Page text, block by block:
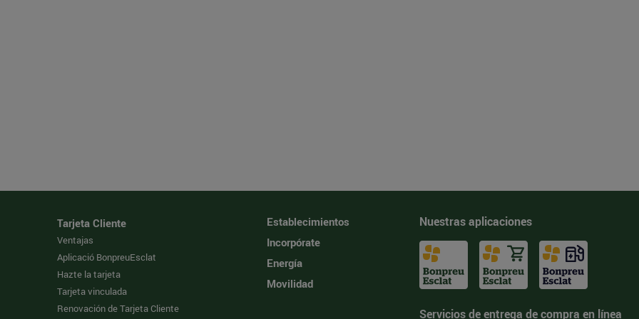
Tarjeta Cliente
Ventajas
Aplicació BonpreuEsclat
Hazte la tarjeta
Tarjeta vinculada
Renovación de Tarjeta Cliente
Establecimientos
Incorpórate
Energía
Movilidad
Nuestras aplicaciones
Servicios de entrega de compra en línea